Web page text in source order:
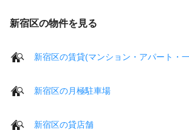
新宿区の物件を見る
新宿区の賃貸(マンション・アパート・
新宿区の月極駐車場
新宿区の貸店舗